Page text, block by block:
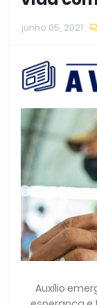
junho 05, 2021
Auxílio